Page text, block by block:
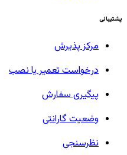
پشتیبانی
مرکز پذیرش
درخواست تعمیر یا نصب
پیگیری سفارش
وضعیت گارانتی
نظرسنجی